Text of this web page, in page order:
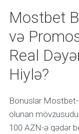
Mostbet
və
Real
Hiylə?
Bonuslar
olunan
100 AZN-ə qədər